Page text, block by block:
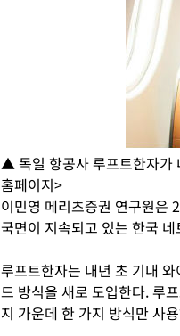
▲ 독일 항공사 루프트한자가
홈페이지>
이민영 메리츠증권 연구원은
국면이 지속되고 있는 한국
루프트한자는 내년 초 기내
드 방식을 새로 도입한다. 루
지 가운데 한 가지 방식만 사